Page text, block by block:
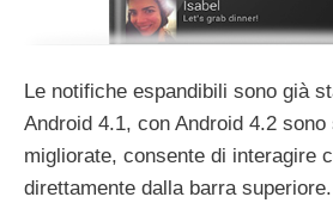
Le notifiche espandibili sono già
Android 4.1, con Android 4.2
migliorate, consente di interagire
direttamente dalla barra superiore.